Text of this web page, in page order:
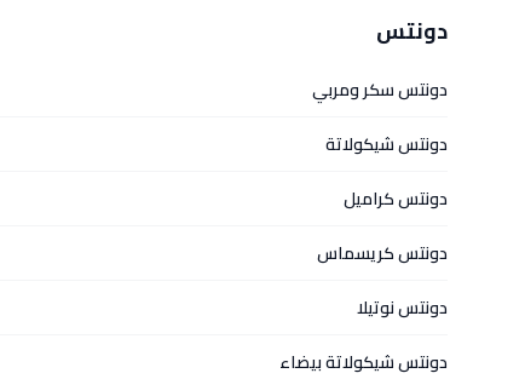
دونتس
دونتس سكر ومربي
دونتس شيكولاتة
دونتس كراميل
دونتس كريسماس
دونتس نوتيلا
دونتس شيكولاتة بيضاء